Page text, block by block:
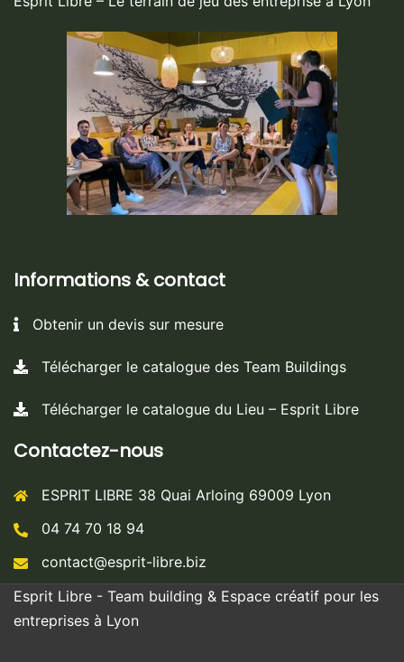
Informations & contact
Obtenir un devis sur mesure
Télécharger le catalogue des Team Buildings
Télécharger le catalogue du Lieu – Esprit Libre
Contactez-nous
ESPRIT LIBRE 38 Quai Arloing 69009 Lyon
04 74 70 18 94
contact@esprit-libre.biz
Esprit Libre - Team building & Espace créatif pour les
entreprises à Lyon